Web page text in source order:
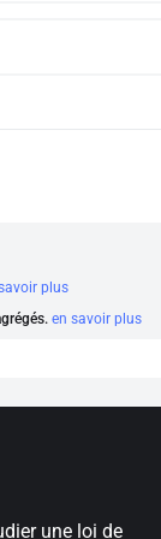
plus
en savoir plus
une loi de